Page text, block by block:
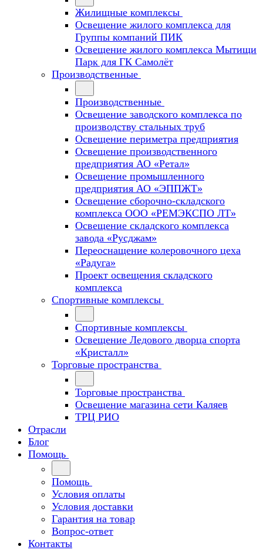
Жилищные комплексы
Освещение жилого комплекса для
Группы компаний ПИК
Освещение жилого комплекса Мытищи
Парк для ГК Самолёт
Производственные
Производственные
Освещение заводского комплекса по
производству стальных труб
Освещение периметра предприятия
Освещение производственного
предприятия АО «Ретал»
Освещение промышленного
предприятия АО «ЭППЖТ»
Освещение сборочно-складского
комплекса ООО «РЕМЭКСПО ЛТ»
Освещение складского комплекса
завода «Русджам»
Переоснащение колеровочного цеха
«Радуга»
Проект освещения складского
комплекса
Спортивные комплексы
Спортивные комплексы
Освещение Ледового дворца спорта
«Кристалл»
Торговые пространства
Торговые пространства
Освещение магазина сети Каляев
ТРЦ РИО
Отрасли
Блог
Помощь
Помощь
Условия оплаты
Условия доставки
Гарантия на товар
Вопрос-ответ
Контакты